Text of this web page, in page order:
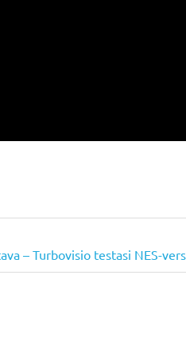
– Turbovisio testasi NES-